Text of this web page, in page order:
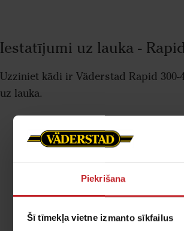
Piekrišana
Šī tīmekļa vietne izmanto sīkfailus
Iestatījumi uz lauka -
Uzziniet kādi ir Väderstad Rapid 300-
uz lauka.
Rapid 300-
Servisa video pamācības
stāvoklī. Mašīna, kurai